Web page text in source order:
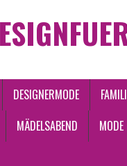
DESIGNERMODE
MÄDELSABEND MODE